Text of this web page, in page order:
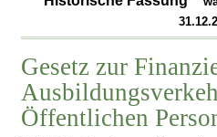
Gesetz zur
Öffentlichen